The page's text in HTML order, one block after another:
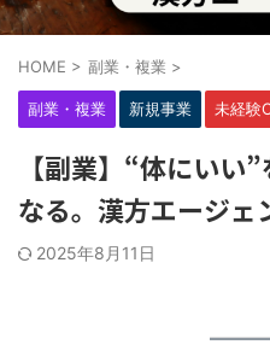
HOME > 副業・複業 >
副業・複業 新規事業 未経験
【副業】“体にいい
なる。漢方エージェ
2025年8月11日